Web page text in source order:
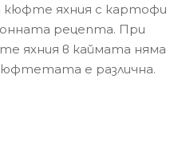
яхния с картофи
рецепта. При
яхния в каймата няма
е различна.